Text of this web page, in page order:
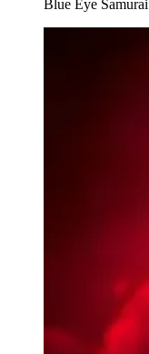
Blue Eye Samurai